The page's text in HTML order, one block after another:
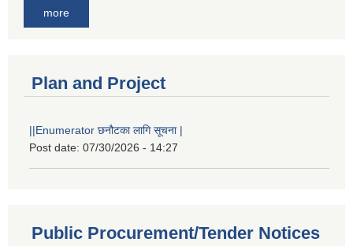
more
Plan and Project
||Enumerator छनौटका लागि सूचना |
Post date: 07/30/2026 - 14:27
Public Procurement/Tender Notices